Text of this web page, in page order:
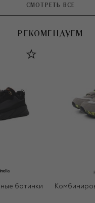
СМОТРЕТЬ ВСЕ
РЕКОМЕНДУЕМ
ботинки